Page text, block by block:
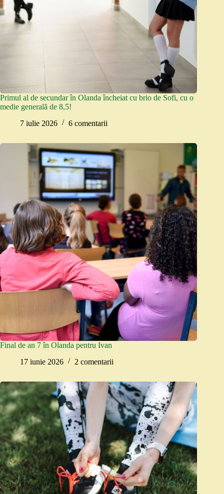
Primul al de secundar în Olanda încheiat cu brio de Sofi, cu o
medie generală de 8,5!
7 iulie 2026
6 comentarii
Final de an 7 în Olanda pentru Ivan
17 iunie 2026
2 comentarii